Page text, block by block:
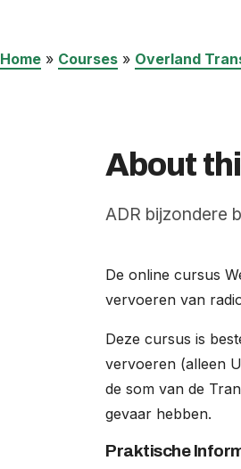
Home » Courses » Overland
About
ADR bijzondere
De online cursus
vervoeren van
Deze cursus is
vervoeren (alleen
de som van de
gevaar hebben.
Praktische
Courses
shopping_cart 0
English
Nederlands